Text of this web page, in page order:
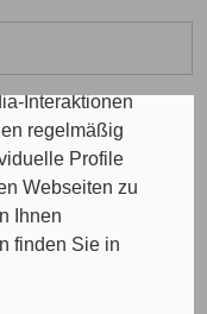
Werbung.
Bei dem
Interaktionen
regelmäßig
Profile
Webseiten zu
Ihnen
finden Sie in